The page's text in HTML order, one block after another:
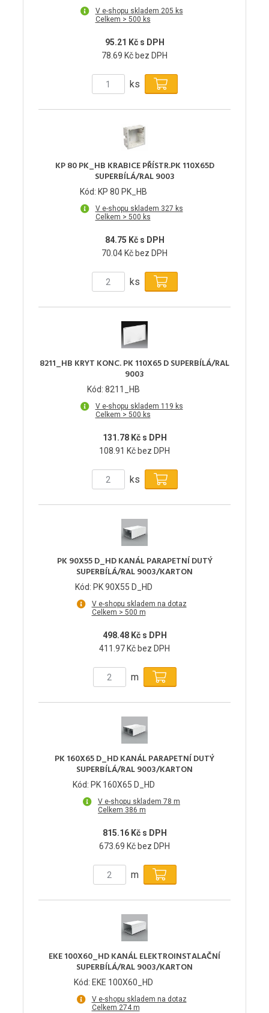
V e-shopu skladem 205 ks
Celkem > 500 ks
95.21 Kč s DPH
78.69 Kč bez DPH
ks
KP 80 PK_HB KRABICE PŘÍSTR.PK 110X65D
SUPERBÍLÁ/RAL 9003
Kód: KP 80 PK_HB
V e-shopu skladem 327 ks
Celkem > 500 ks
84.75 Kč s DPH
70.04 Kč bez DPH
ks
8211_HB KRYT KONC. PK 110X65 D SUPERBÍLÁ/RAL
9003
Kód: 8211_HB
V e-shopu skladem 119 ks
Celkem > 500 ks
131.78 Kč s DPH
108.91 Kč bez DPH
ks
PK 90X55 D_HD KANÁL PARAPETNÍ DUTÝ
SUPERBÍLÁ/RAL 9003/KARTON
Kód: PK 90X55 D_HD
V e-shopu skladem na dotaz
Celkem > 500 m
498.48 Kč s DPH
411.97 Kč bez DPH
m
PK 160X65 D_HD KANÁL PARAPETNÍ DUTÝ
SUPERBÍLÁ/RAL 9003/KARTON
Kód: PK 160X65 D_HD
V e-shopu skladem 78 m
Celkem 386 m
815.16 Kč s DPH
673.69 Kč bez DPH
m
EKE 100X60_HD KANÁL ELEKTROINSTALAČNÍ
SUPERBÍLÁ/RAL 9003/KARTON
Kód: EKE 100X60_HD
V e-shopu skladem na dotaz
Celkem 274 m